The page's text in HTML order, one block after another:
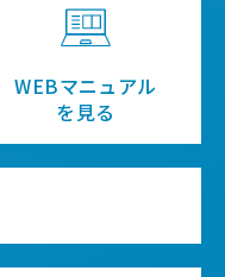
WEBマニュアル
を見る